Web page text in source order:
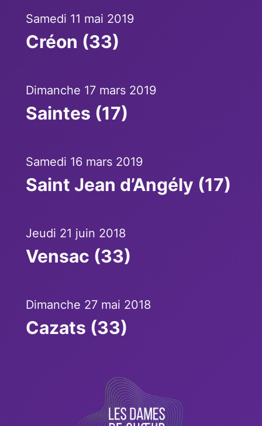
Samedi 11 mai 2019
Créon (33)
Dimanche 17 mars 2019
Saintes (17)
Samedi 16 mars 2019
Saint Jean d’Angély (17)
Jeudi 21 juin 2018
Vensac (33)
Dimanche 27 mai 2018
Cazats (33)